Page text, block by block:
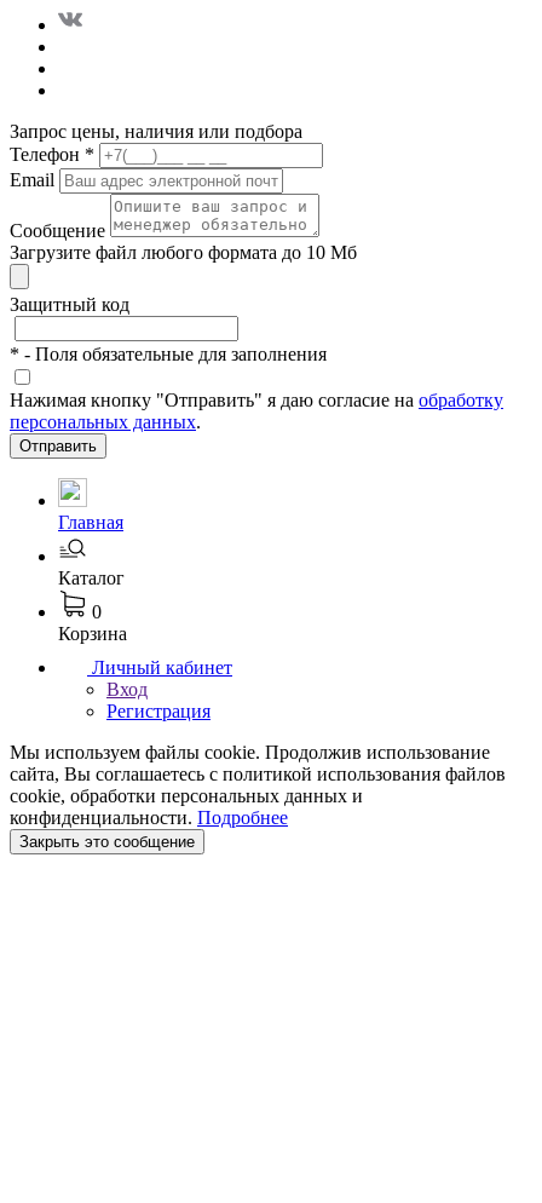
Запрос цены, наличия или подбора
Телефон *
Email
Сообщение
Загрузите файл любого формата до 10 Мб
Защитный код
* - Поля обязательные для заполнения
Нажимая кнопку "Отправить" я даю согласие на обработку
персональных данных.
Отправить
Главная
Каталог
0
Корзина
Личный кабинет
Вход
Регистрация
Мы используем файлы cookie. Продолжив использование
сайта, Вы соглашаетесь с политикой использования файлов
cookie, обработки персональных данных и
конфиденциальности. Подробнее
Закрыть это сообщение